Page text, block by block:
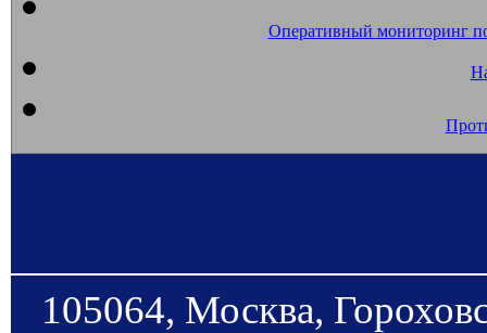
Оперативный мониторинг
105064, Москва,